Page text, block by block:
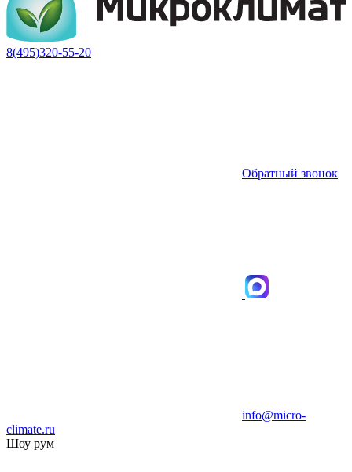
8(495)320-55-20
Обратный звонок
info@micro-
climate.ru
Шоу рум